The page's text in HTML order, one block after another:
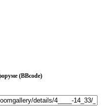
(BBcode)